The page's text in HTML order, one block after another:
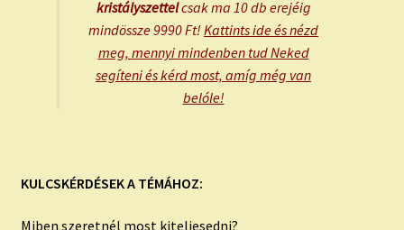
kristályszettelcsak ma 10 db erejéig
mindössze 9990 Ft! Kattints ide és nézd
meg, mennyi mindenben tud Neked
segíteni és kérd most, amíg még van
belóle!
KULCSKÉRDÉSEK A TÉMÁHOZ:
Miben szeretnél most kiteljesedni?